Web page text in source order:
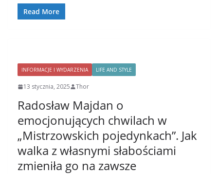
Read More
INFORMACJE I WYDARZENIA LIFE AND STYLE
13 stycznia, 2025 Thor
Radosław Majdan o
emocjonujących chwilach w
„Mistrzowskich pojedynkach”. Jak
walka z własnymi słabościami
zmieniła go na zawsze